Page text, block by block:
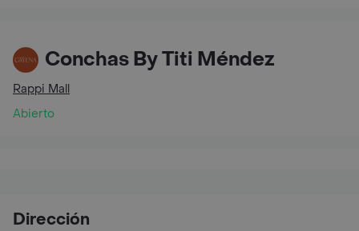
Conchas By Titi Méndez
Rappi Mall
Abierto
Dirección